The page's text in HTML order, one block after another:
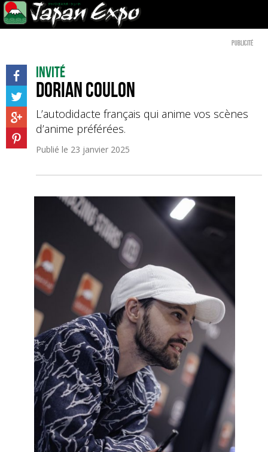
Publicité
Invité
Dorian Coulon
L’autodidacte français qui anime vos scènes
d’anime préférées.
Publié le 23 janvier 2025